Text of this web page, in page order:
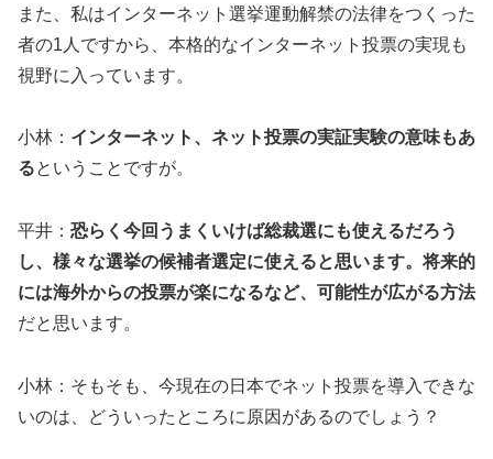
また、私はインターネット選挙運動解禁の法律をつくった
者の1人ですから、本格的なインターネット投票の実現も
視野に入っています。
小林： インターネット、ネット投票の実証実験の意味もあ
るということですが。
平井： 恐らく今回うまくいけば総裁選にも使えるだろう
し、様々な選挙の候補者選定に使えると思います。将来的
には海外からの投票が楽になるなど、可能性が広がる方法
だと思います。
小林：そもそも、今現在の日本でネット投票を導入できな
いのは、どういったところに原因があるのでしょう？